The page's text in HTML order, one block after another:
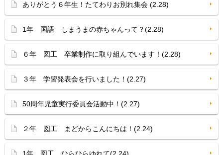
ありがとう６年生！たてわりお別れ集会 (2.28)
1年 国語 しまうまの赤ちゃんって？(2.28)
６年 図工 卒業制作に取り組んでいます！(2.28)
３年 学習発表会を行いました！(2.27)
50周年児童実行委員会活動中！(2.27)
２年 図工 まどからこんにちは！(2.24)